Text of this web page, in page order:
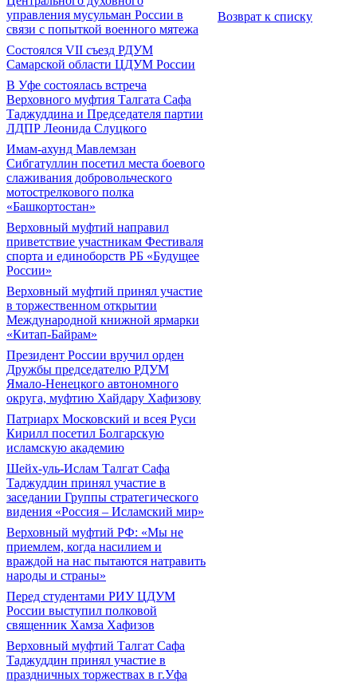
управления мусульман России в
связи с попыткой военного мятежа
Состоялся VII съезд РДУМ
Самарской области ЦДУМ России
В Уфе состоялась встреча
Верховного муфтия Талгата Сафа
Таджуддина и Председателя партии
ЛДПР Леонида Слуцкого
Имам-ахунд Мавлемзан
Сибгатуллин посетил места боевого
слаживания добровольческого
мотострелкового полка
«Башкортостан»
Верховный муфтий направил
приветствие участникам Фестиваля
спорта и единоборств РБ «Будущее
России»
Верховный муфтий принял участие
в торжественном открытии
Международной книжной ярмарки
«Китап-Байрам»
Президент России вручил орден
Дружбы председателю РДУМ
Ямало-Ненецкого автономного
округа, муфтию Хайдару Хафизову
Патриарх Московский и всея Руси
Кирилл посетил Болгарскую
исламскую академию
Шейх-уль-Ислам Талгат Сафа
Таджуддин принял участие в
заседании Группы стратегического
видения «Россия – Исламский мир»
Верховный муфтий РФ: «Мы не
приемлем, когда насилием и
враждой на нас пытаются натравить
народы и страны»
Перед студентами РИУ ЦДУМ
России выступил полковой
священник Хамза Хафизов
Верховный муфтий Талгат Сафа
Таджуддин принял участие в
праздничных торжествах в г.Уфа
Возврат к списку